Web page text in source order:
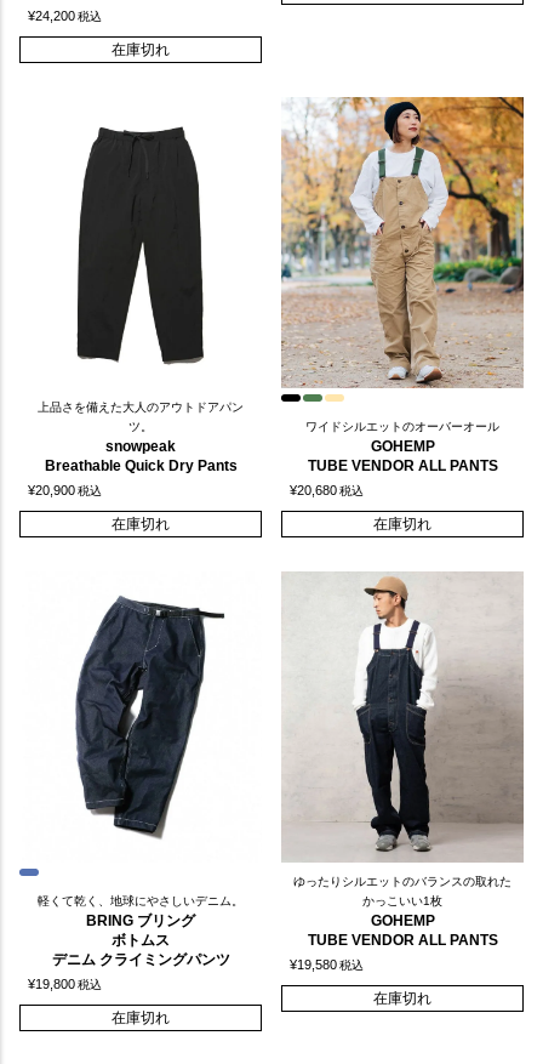
¥24,200税込
在庫切れ
上品さを備えた大人のアウトドアパン
ツ。
snowpeak
Breathable Quick Dry Pants
¥20,900税込
在庫切れ
ワイドシルエットのオーバーオール
GOHEMP
TUBE VENDOR ALL PANTS
¥20,680税込
在庫切れ
軽くて乾く、地球にやさしいデニム。
BRING ブリング
ボトムス
デニム クライミングパンツ
¥19,800税込
在庫切れ
ゆったりシルエットのバランスの取れた
かっこいい1枚
GOHEMP
TUBE VENDOR ALL PANTS
¥19,580税込
在庫切れ